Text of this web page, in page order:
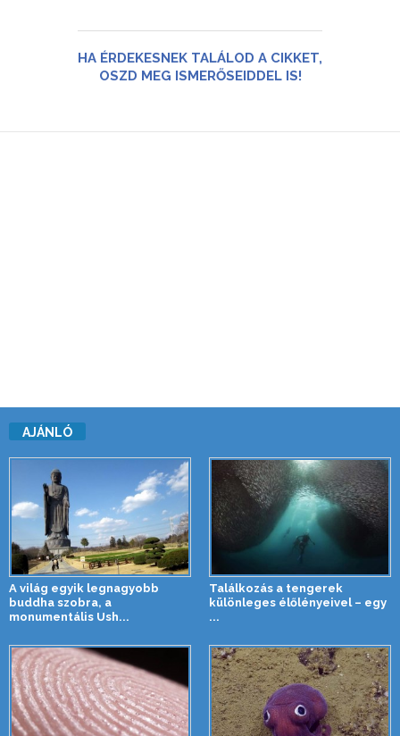
HA ÉRDEKESNEK TALÁLOD A CIKKET,
OSZD MEG ISMERŐSEIDDEL IS!
AJÁNLÓ
A világ egyik legnagyobb
buddha szobra, a
monumentális Ush...
Találkozás a tengerek
különleges élőlényeivel – egy
...